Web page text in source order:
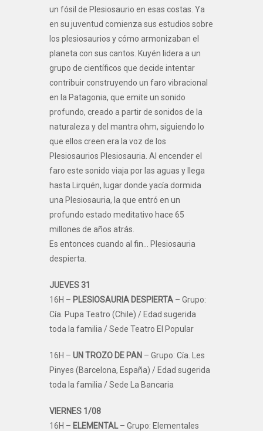
un fósil de Plesiosaurio en esas costas. Ya
en su juventud comienza sus estudios sobre
los plesiosaurios y cómo armonizaban el
planeta con sus cantos. Kuyén lidera a un
grupo de científicos que decide intentar
contribuir construyendo un faro vibracional
en la Patagonia, que emite un sonido
profundo, creado a partir de sonidos de la
naturaleza y del mantra ohm, siguiendo lo
que ellos creen era la voz de los
Plesiosaurios Plesiosauria. Al encender el
faro este sonido viaja por las aguas y llega
hasta Lirquén, lugar donde yacía dormida
una Plesiosauria, la que entró en un
profundo estado meditativo hace 65
millones de años atrás.
Es entonces cuando al fin… Plesiosauria
despierta.
JUEVES 31
16H – PLESIOSAURIA DESPIERTA – Grupo:
Cía. Pupa Teatro (Chile) / Edad sugerida
toda la familia / Sede Teatro El Popular
16H – UN TROZO DE PAN – Grupo: Cía. Les
Pinyes (Barcelona, España) / Edad sugerida
toda la familia / Sede La Bancaria
VIERNES 1/08
16H – ELEMENTAL– Grupo: Elementales